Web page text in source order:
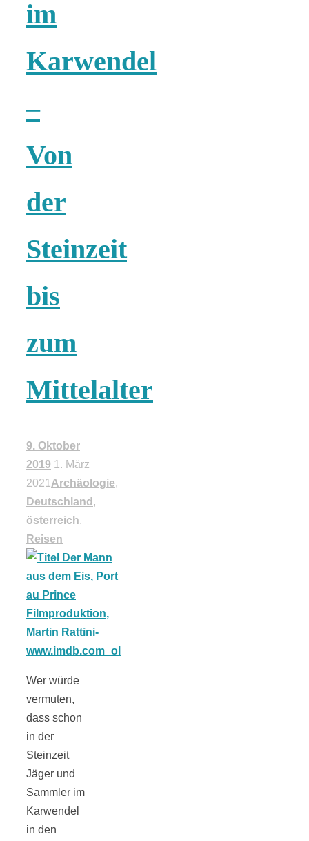
im
Karwendel
–
Von
der
Steinzeit
bis
zum
Mittelalter
9. Oktober
2019 1. März
2021 Archäologie,
Deutschland ,
österreich,
Reisen
Wer würde
vermuten,
dass schon
in der
Steinzeit
Jäger und
Sammler im
Karwendel
in den
pomodori
FeedBurner